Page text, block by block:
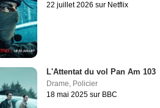
22 juillet 2026 sur Netflix
L'Attentat du vol Pan Am 103
Drame, Policier
18 mai 2025 sur BBC